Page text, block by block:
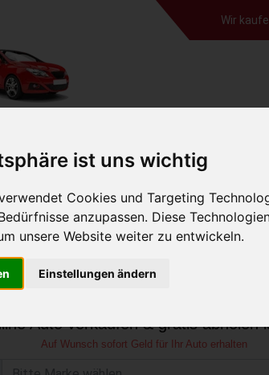
ist uns wichtig
Cookies und Targeting
anzupassen. Diese
unsere Website weiter zu entwickeln.
Einstellungen ändern
Wir
Auto verkaufen in Singen
Auto verkaufen & gratis abholen
Auf Wunsch sofort Geld für Ihr Auto erhalten